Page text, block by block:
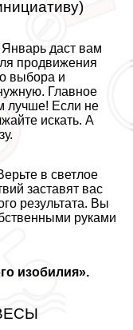
даст вам
продвижения
выбора и
Главное
лучше! Если не
искать. А
в светлое
заставят вас
результата. Вы
руками
изобилия».